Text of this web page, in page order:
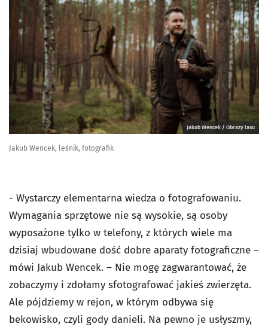
Jakub Wencek / Obrazy lasu
Jakub Wencek, leśnik, fotografik
- Wystarczy elementarna wiedza o fotografowaniu.
Wymagania sprzętowe nie są wysokie, są osoby
wyposażone tylko w telefony, z których wiele ma
dzisiaj wbudowane dość dobre aparaty fotograficzne –
mówi Jakub Wencek. – Nie mogę zagwarantować, że
zobaczymy i zdołamy sfotografować jakieś zwierzęta.
Ale pójdziemy w rejon, w którym odbywa się
bekowisko, czyli gody danieli. Na pewno je usłyszmy,